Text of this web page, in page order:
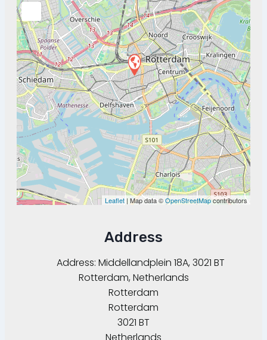
Leaflet | Map data ©OpenStreetMapcontributors
Address
Address: Middellandplein 18A, 3021 BT
Rotterdam, Netherlands
Rotterdam
Rotterdam
3021 BT